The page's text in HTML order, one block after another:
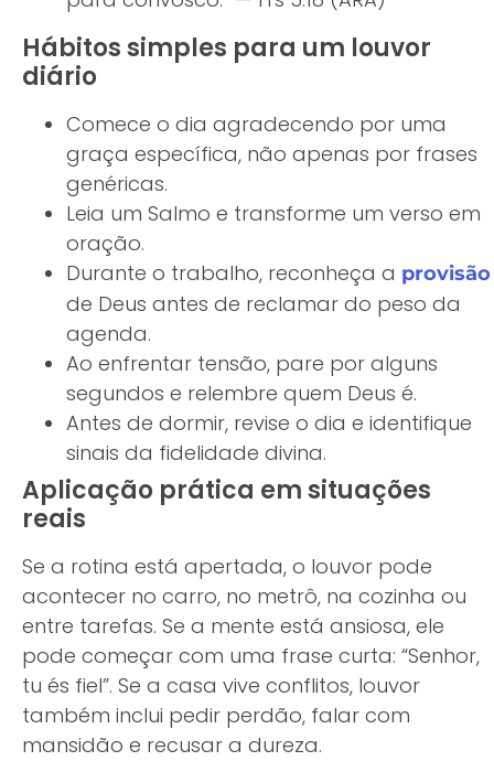
Hábitos simples para um louvor
diário
Comece o dia agradecendo por uma
graça específica, não apenas por frases
genéricas.
Leia um Salmo e transforme um verso em
oração.
Durante o trabalho, reconheça a provisão
de Deus antes de reclamar do peso da
agenda.
Ao enfrentar tensão, pare por alguns
segundos e relembre quem Deus é.
Antes de dormir, revise o dia e identifique
sinais da fidelidade divina.
Aplicação prática em situações
reais
Se a rotina está apertada, o louvor pode
acontecer no carro, no metrô, na cozinha ou
entre tarefas. Se a mente está ansiosa, ele
pode começar com uma frase curta: “Senhor,
tu és fiel”. Se a casa vive conflitos, louvor
também inclui pedir perdão, falar com
mansidão e recusar a dureza.